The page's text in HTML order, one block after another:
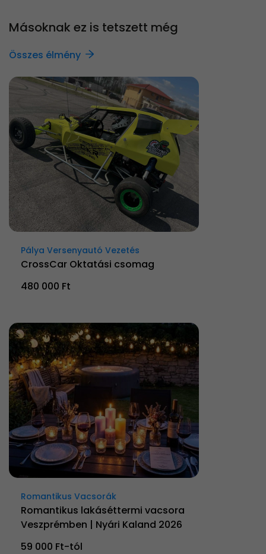
Másoknak ez is tetszett még
Összes élmény
Pálya Versenyautó Vezetés
CrossCar Oktatási csomag
480 000 Ft
Romantikus Vacsorák
Romantikus lakáséttermi vacsora
Veszprémben | Nyári Kaland 2026
59 000 Ft-tól